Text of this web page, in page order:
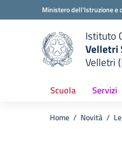
Vai ai contenuti
Vai al menu di navigazione
Ministero dell'Istruzione e
scuola
Istituto
Velletri
Velletri
Scuola Servizi
Home Novità